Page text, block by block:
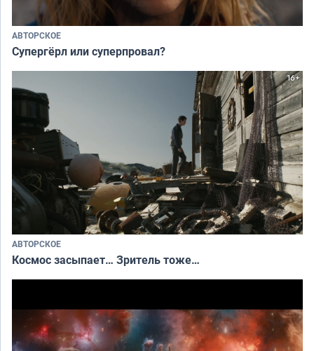
АВТОРСКОЕ
Супергёрл или суперпровал?
АВТОРСКОЕ
Космос засыпает… Зритель тоже…